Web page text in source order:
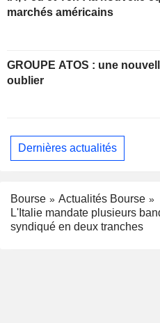
marchés américains
GROUPE ATOS : une nouvelle année à
oublier
Dernières actualités
Bourse
Actualités Bourse
L'Italie mandate plusieurs
syndiqué en deux tranches